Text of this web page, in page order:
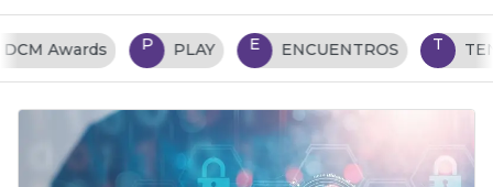
P PLAY E ENCUENTROS T TENDENCIAS TI